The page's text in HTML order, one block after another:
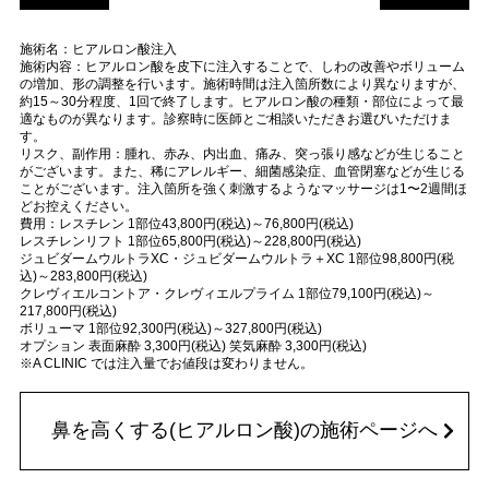
施術名：ヒアルロン酸注入
施術内容：ヒアルロン酸を皮下に注入することで、しわの改善やボリューム
の増加、形の調整を行います。施術時間は注入箇所数により異なりますが、
約15～30分程度、1回で終了します。ヒアルロン酸の種類・部位によって最
適なものが異なります。診察時に医師とご相談いただきお選びいただけま
す。
リスク、副作用：腫れ、赤み、内出血、痛み、突っ張り感などが生じること
がございます。また、稀にアレルギー、細菌感染症、血管閉塞などが生じる
ことがございます。注入箇所を強く刺激するようなマッサージは1〜2週間ほ
どお控えください。
費用：レスチレン 1部位43,800円(税込)～76,800円(税込)
レスチレンリフト 1部位65,800円(税込)～228,800円(税込)
ジュビダームウルトラXC・ジュビダームウルトラ＋XC 1部位98,800円(税
込)～283,800円(税込)
クレヴィエルコントア・クレヴィエルプライム 1部位79,100円(税込)～
217,800円(税込)
ボリューマ 1部位92,300円(税込)～327,800円(税込)
オプション 表面麻酔 3,300円(税込) 笑気麻酔 3,300円(税込)
※A CLINIC では注入量でお値段は変わりません。
鼻を高くする(ヒアルロン酸)の施術ページへ